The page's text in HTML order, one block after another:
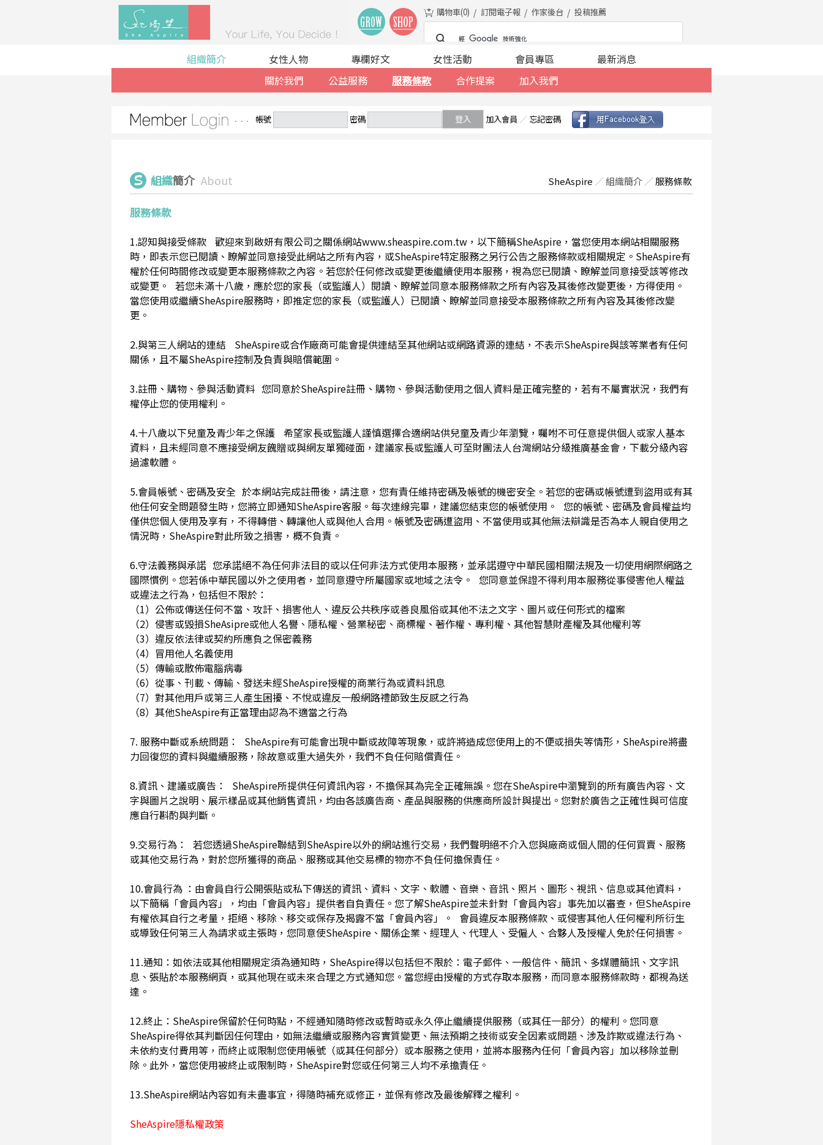
購物車(0) 訂閱電子報 作家後台 投稿推薦
組織簡介
關於我們
公益服務 服務條款 合作提案 加入我們
女性人物 專欄好文 女性活動 會員專區 最新消息
帳號 密碼 登入 加入會員 ／ 忘記密碼
組織簡介 About SheAspire ／組織簡介 ／ 服務條款
服務條款
1.認知與接受條款 歡迎來到啟妍有限公司之關係網站www.sheaspire.com.tw，以下簡稱SheAspire，當您使用本網站相關服務
時，即表示您已閱讀、瞭解並同意接受此網站之所有內容，或SheAspire特定服務之另行公告之服務條款或相關規定。SheAspire有
權於任何時間修改或變更本服務條款之內容。若您於任何修改或變更後繼續使用本服務，視為您已閱讀、瞭解並同意接受該等修改
或變更。 若您未滿十八歲，應於您的家長（或監護人）閱讀、瞭解並同意本服務條款之所有內容及其後修改變更後，方得使用。
當您使用或繼續SheAspire服務時，即推定您的家長（或監護人）已閱讀、瞭解並同意接受本服務條款之所有內容及其後修改變
更。
2.與第三人網站的連結 SheAspire或合作廠商可能會提供連結至其他網站或網路資源的連結，不表示SheAspire與該等業者有任何
關係，且不屬SheAspire控制及負責與賠償範圍。
3.註冊、購物、參與活動資料 您同意於SheAspire註冊、購物、參與活動使用之個人資料是正確完整的，若有不屬實狀況，我們有
權停止您的使用權利。
4.十八歲以下兒童及青少年之保護 希望家長或監護人謹慎選擇合適網站供兒童及青少年瀏覽，囑咐不可任意提供個人或家人基本
資料，且未經同意不應接受網友餽贈或與網友單獨碰面，建議家長或監護人可至財團法人台灣網站分級推廣基金會，下載分級內容
過濾軟體。
5.會員帳號、密碼及安全 於本網站完成註冊後，請注意，您有責任維持密碼及帳號的機密安全。若您的密碼或帳號遭到盜用或有其
他任何安全問題發生時，您將立即通知SheAspire客服。每次連線完畢，建議您結束您的帳號使用。 您的帳號、密碼及會員權益均
僅供您個人使用及享有，不得轉借、轉讓他人或與他人合用。帳號及密碼遭盜用、不當使用或其他無法辯識是否為本人親自使用之
情況時，SheAspire對此所致之損害，概不負責。
6.守法義務與承諾 您承諾絕不為任何非法目的或以任何非法方式使用本服務，並承諾遵守中華民國相關法規及一切使用網際網路之
國際慣例。您若係中華民國以外之使用者，並同意遵守所屬國家或地域之法令。 您同意並保證不得利用本服務從事侵害他人權益
或違法之行為，包括但不限於：
（1）公佈或傳送任何不當、攻訐、損害他人、違反公共秩序或善良風俗或其他不法之文字、圖片或任何形式的檔案
（2）侵害或毀損SheAsipre或他人名譽、隱私權、營業秘密、商標權、著作權、專利權、其他智慧財產權及其他權利等
（3）違反依法律或契約所應負之保密義務
（4）冒用他人名義使用
（5）傳輸或散佈電腦病毒
（6）從事、刊載、傳輸、發送未經SheAspire授權的商業行為或資料訊息
（7）對其他用戶或第三人產生困擾、不悅或違反一般網路禮節致生反感之行為
（8）其他SheAspire有正當理由認為不適當之行為
7. 服務中斷或系統問題： SheAspire有可能會出現中斷或故障等現象，或許將造成您使用上的不便或損失等情形，SheAspire將盡
力回復您的資料與繼續服務，除故意或重大過失外，我們不負任何賠償責任。
8.資訊、建議或廣告： SheAspire所提供任何資訊內容，不擔保其為完全正確無誤。您在SheAspire中瀏覽到的所有廣告內容、文
字與圖片之說明、展示樣品或其他銷售資訊，均由各該廣告商、產品與服務的供應商所設計與提出。您對於廣告之正確性與可信度
應自行斟酌與判斷。
9.交易行為： 若您透過SheAspire聯結到SheAspire以外的網站進行交易，我們聲明絕不介入您與廠商或個人間的任何買賣、服務
或其他交易行為，對於您所獲得的商品、服務或其他交易標的物亦不負任何擔保責任。
10.會員行為 ：由會員自行公開張貼或私下傳送的資訊、資料、文字、軟體、音樂、音訊、照片、圖形、視訊、信息或其他資料，
以下簡稱「會員內容」，均由「會員內容」提供者自負責任。您了解SheAspire並未針對「會員內容」事先加以審查，但SheAspire
有權依其自行之考量，拒絕、移除、移交或保存及揭露不當「會員內容」。 會員違反本服務條款、或侵害其他人任何權利所衍生
或導致任何第三人為請求或主張時，您同意使SheAspire、關係企業、經理人、代理人、受僱人、合夥人及授權人免於任何損害。
11.通知：如依法或其他相關規定須為通知時，SheAspire得以包括但不限於：電子郵件、一般信件、簡訊、多媒體簡訊、文字訊
息、張貼於本服務網頁，或其他現在或未來合理之方式通知您。當您經由授權的方式存取本服務，而同意本服務條款時，都視為送
達。
12.終止：SheAspire保留於任何時點，不經通知隨時修改或暫時或永久停止繼續提供服務（或其任一部分）的權利。您同意
SheAspire得依其判斷因任何理由，如無法繼續或服務內容實質變更、無法預期之技術或安全因素或問題、涉及詐欺或違法行為、
未依約支付費用等，而終止或限制您使用帳號（或其任何部分）或本服務之使用，並將本服務內任何「會員內容」加以移除並刪
除。此外，當您使用被終止或限制時，SheAspire對您或任何第三人均不承擔責任。
13.SheAspire網站內容如有未盡事宜，得隨時補充或修正，並保有修改及最後解釋之權利。
SheAspire隱私權政策